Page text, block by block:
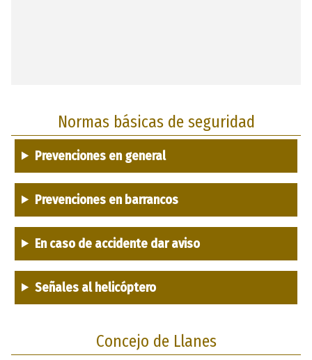
Normas básicas de seguridad
Prevenciones en general
Prevenciones en barrancos
En caso de accidente dar aviso
Señales al helicóptero
Concejo de Llanes